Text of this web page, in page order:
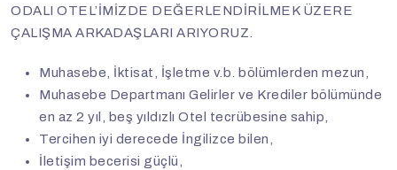
ODALI OTEL’İMİZDE DEĞERLENDİRİLMEK ÜZERE
ÇALIŞMA ARKADAŞLARI ARIYORUZ.
Muhasebe, İktisat, İşletme v.b. bölümlerden mezun,
Muhasebe Departmanı Gelirler ve Krediler bölümünde
en az 2 yıl, beş yıldızlı Otel tecrübesine sahip,
Tercihen iyi derecede İngilizce bilen,
İletişim becerisi güçlü,